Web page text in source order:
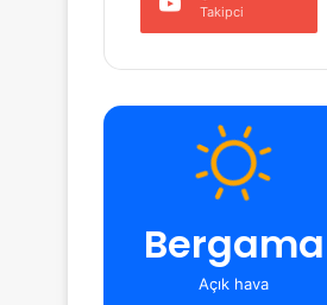
Takipci
Bergama
Açık hava